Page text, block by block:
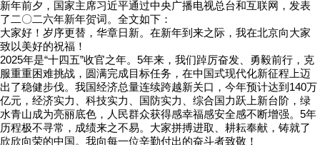
新年前夕，国家主席习近平通过中央广播电视总台和互联网，发表
了二〇二六年新年贺词。全文如下：
大家好！岁序更替，华章日新。在新年到来之际，我在北京向大家
致以美好的祝福！
2025年是“十四五”收官之年。5年来，我们踔厉奋发、勇毅前行，克
服重重困难挑战，圆满完成目标任务，在中国式现代化新征程上迈
出了稳健步伐。我国经济总量连续跨越新关口，今年预计达到140万
亿元，经济实力、科技实力、国防实力、综合国力跃上新台阶，绿
水青山成为亮丽底色，人民群众获得感幸福感安全感不断增强。5年
历程极不寻常，成绩来之不易。大家拼搏进取、耕耘奉献，铸就了
欣欣向荣的中国。我向每一位辛勤付出的奋斗者致敬！